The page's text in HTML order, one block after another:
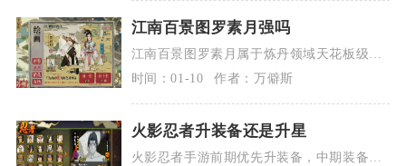
江南百景图罗素月强吗
江南百景图罗素月属于炼丹领域天花板级别
的特化天级居民，专项强度极高，泛用能力
一般，丹药刚需
时间：01-10 作者：万僻斯
火影忍者升装备还是升星
火影忍者手游前期优先升装备，中期装备成